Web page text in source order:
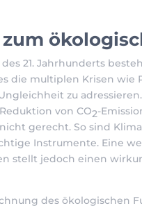
21. Jahrhunderts
die multiplen Krisen wie
zu
von CO2-
gerecht. So sind
Instrumente. Eine
stellt jedoch einen
des ökologischen